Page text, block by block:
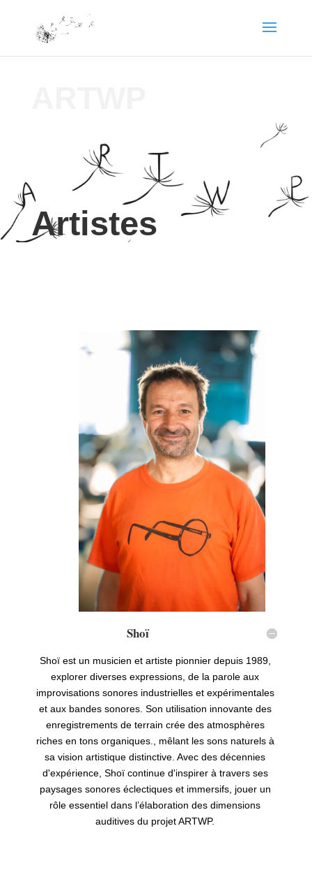
Artistes
Shoï
Shoï est un musicien et artiste pionnier depuis 1989,
explorer diverses expressions, de la parole aux
improvisations sonores industrielles et expérimentales
et aux bandes sonores. Son utilisation innovante des
enregistrements de terrain crée des atmosphères
riches en tons organiques., mêlant les sons naturels à
sa vision artistique distinctive. Avec des décennies
d'expérience, Shoï continue d'inspirer à travers ses
paysages sonores éclectiques et immersifs, jouer un
rôle essentiel dans l’élaboration des dimensions
auditives du projet ARTWP.